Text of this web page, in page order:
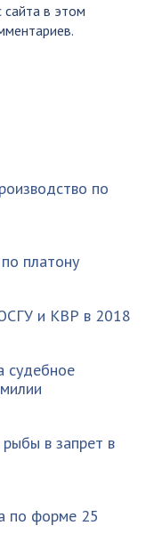
в этом
по
платону
и КВР в 2018
судебное
в запрет в
по форме 25